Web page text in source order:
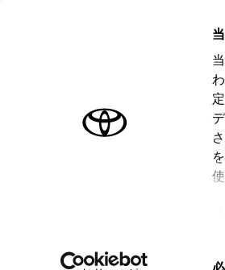
同
はじめに
安全・安心のために
プラグインハイブリッドシス
ご利用